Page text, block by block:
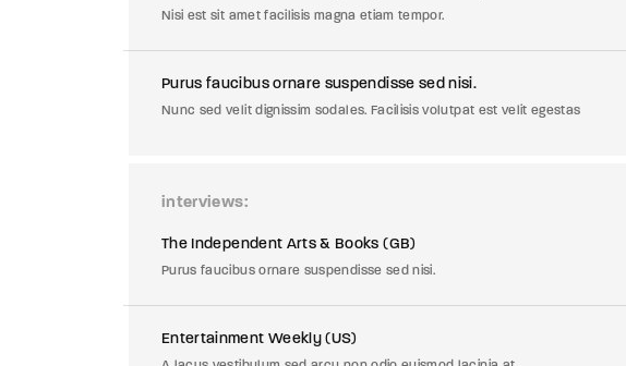
Nisi est sit amet facilisis magna etiam tempor.
Purus faucibus ornare suspendisse sed nisi.
Nunc sed velit dignissim sodales. Facilisis volutpat est velit egestas
interviews
The Independent Arts & Books (GB)
Purus faucibus ornare suspendisse sed nisi.
Entertainment Weekly (US)